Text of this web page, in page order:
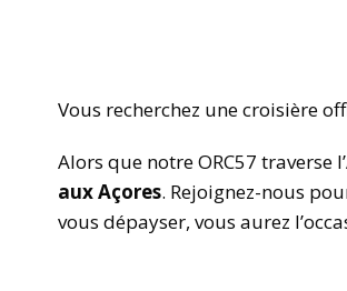
Vous recherchez une croisière
Alors que notre ORC57 traverse
aux Açores. Rejoignez-nous
vous dépayser, vous aurez